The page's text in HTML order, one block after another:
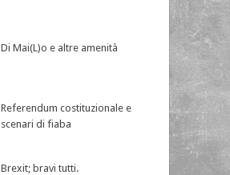
Di Mai(L)o e altre amenità
Referendum costituzionale e
scenari di fiaba
Brexit; bravi tutti.